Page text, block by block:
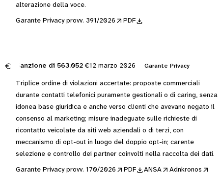
alterazione della voce.
Garante Privacy provv. 391/2026 PDF
Sanzione di 563.052 €12 marzo 2026 Garante Privacy
Triplice ordine di violazioni accertate: proposte commerciali
durante contatti telefonici puramente gestionali o di caring, senza
idonea base giuridica e anche verso clienti che avevano negato il
consenso al marketing; misure inadeguate sulle richieste di
ricontatto veicolate da siti web aziendali o di terzi, con
meccanismo di opt-out in luogo del doppio opt-in; carente
selezione e controllo dei partner coinvolti nella raccolta dei dati.
Garante Privacy provv. 170/2026 PDF ANSA Adnkronos